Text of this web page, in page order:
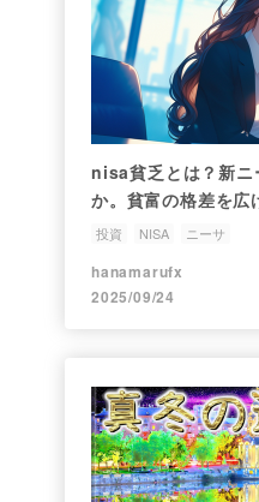
nisa貧乏とは？新ニ
か。貧富の格差を広
投資 NISA ニーサ
hanamarufx
2025/09/24